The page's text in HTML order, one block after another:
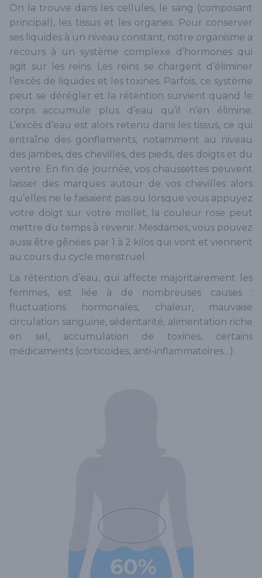
On la trouve dans les cellules, le sang (composant
principal), les tissus et les organes. Pour conserver
ses liquides à un niveau constant, notre organisme a
recours à un système complexe d’hormones qui
agit sur les reins. Les reins se chargent d’éliminer
l’excès de liquides et les toxines. Parfois, ce système
peut se dérégler et la rétention survient quand le
corps accumule plus d’eau qu’il n’en élimine.
L’excès d’eau est alors retenu dans les tissus, ce qui
entraîne des gonflements, notamment au niveau
des jambes, des chevilles, des pieds, des doigts et du
ventre. En fin de journée, vos chaussettes peuvent
laisser des marques autour de vos chevilles alors
qu’elles ne le faisaient pas ou lorsque vous appuyez
votre doigt sur votre mollet, la couleur rose peut
mettre du temps à revenir. Mesdames, vous pouvez
aussi être gênées par 1 à 2 kilos qui vont et viennent
au cours du cycle menstruel.
La rétention d’eau, qui affecte majoritairement les
femmes, est liée à de nombreuses causes :
fluctuations hormonales, chaleur, mauvaise
circulation sanguine, sédentarité, alimentation riche
en sel, accumulation de toxines, certains
médicaments (corticoïdes, anti-inflammatoires…).